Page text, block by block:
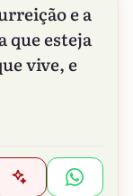
e a
que esteja
vive, e